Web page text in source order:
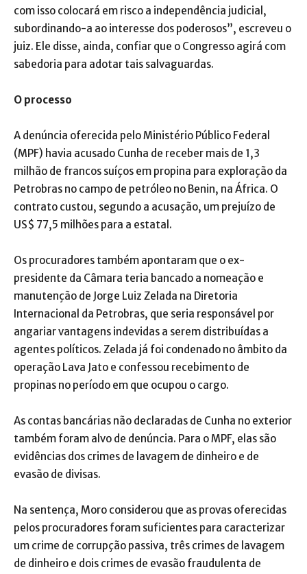
com isso colocará em risco a independência judicial,
subordinando-a ao interesse dos poderosos”, escreveu o
juiz. Ele disse, ainda, confiar que o Congresso agirá com
sabedoria para adotar tais salvaguardas.
O processo
A denúncia oferecida pelo Ministério Público Federal
(MPF) havia acusado Cunha de receber mais de 1,3
milhão de francos suíços em propina para exploração da
Petrobras no campo de petróleo no Benin, na África. O
contrato custou, segundo a acusação, um prejuízo de
US$ 77,5 milhões para a estatal.
Os procuradores também apontaram que o ex-
presidente da Câmara teria bancado a nomeação e
manutenção de Jorge Luiz Zelada na Diretoria
Internacional da Petrobras, que seria responsável por
angariar vantagens indevidas a serem distribuídas a
agentes políticos. Zelada já foi condenado no âmbito da
operação Lava Jato e confessou recebimento de
propinas no período em que ocupou o cargo.
As contas bancárias não declaradas de Cunha no exterior
também foram alvo de denúncia. Para o MPF, elas são
evidências dos crimes de lavagem de dinheiro e de
evasão de divisas.
Na sentença, Moro considerou que as provas oferecidas
pelos procuradores foram suficientes para caracterizar
um crime de corrupção passiva, três crimes de lavagem
de dinheiro e dois crimes de evasão fraudulenta de